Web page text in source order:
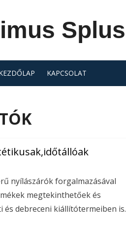
Splus
KAPCSOLAT
nyílászárók forgalmazásával
megtekinthetőek és
debreceni kiállítótermeiben is.